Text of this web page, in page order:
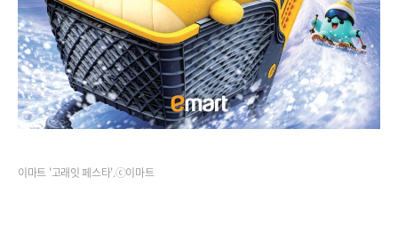
이마트 '고래잇 페스타'.ⓒ이마트